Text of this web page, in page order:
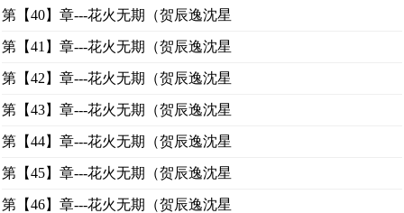
第【40】章---花火无期（贺辰逸沈星
第【41】章---花火无期（贺辰逸沈星
第【42】章---花火无期（贺辰逸沈星
第【43】章---花火无期（贺辰逸沈星
第【44】章---花火无期（贺辰逸沈星
第【45】章---花火无期（贺辰逸沈星
第【46】章---花火无期（贺辰逸沈星